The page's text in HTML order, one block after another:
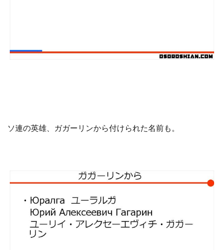
ソ連の英雄、ガガーリンから付けられた名前も。